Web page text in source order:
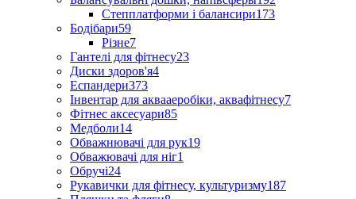
Степплатформи і балансири173
Бодібари59
Різне7
Гантелі для фітнесу23
Диски здоров'я4
Еспандери373
Інвентар для аквааеробіки, аквафітнесу7
Фітнес аксесуари85
Медболи14
Обважнювачі для рук19
Обважювачі для ніг1
Обручі24
Рукавички для фітнесу, культуризму187